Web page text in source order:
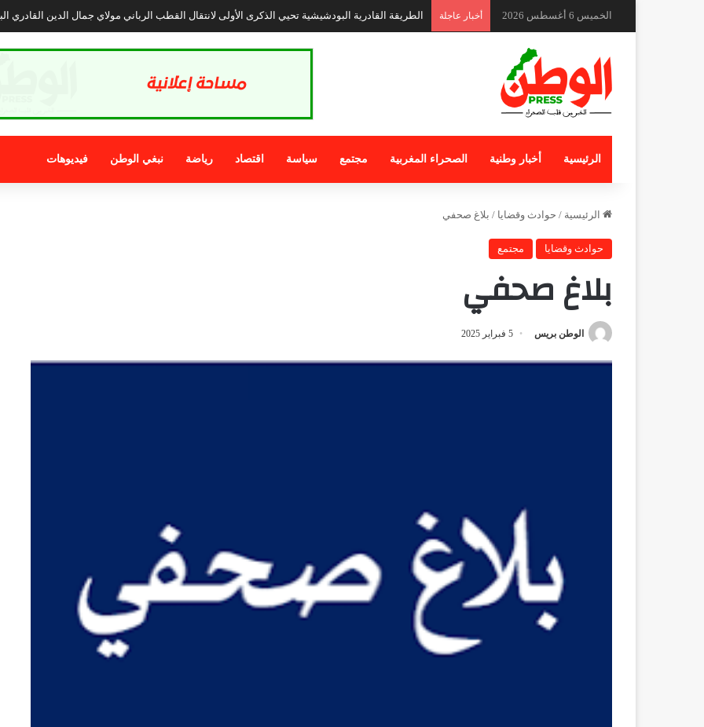
الخميس 6 أغسطس 2026 أخبار عاجلة
الرئيسية أخبار وطنية الصحراء المغربية مجتمع سياسة اقتصاد رياضة نبغي الوطن فيديوهات
الرئيسية / حوادث وقضايا / بلاغ صحفي
حوادث وقضايا مجتمع
بلاغ صحفي
الوطن بريس 5 فبراير 2025